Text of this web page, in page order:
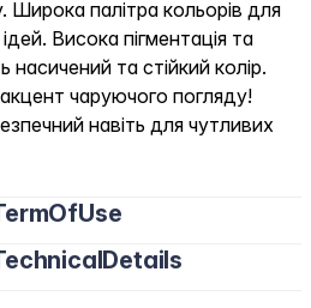
палітра кольорів для
Висока пігментація та
та стійкий колір.
чаруючого погляду!
навіть для чутливих